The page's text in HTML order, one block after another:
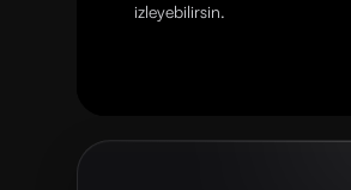
izleyebilirsin.